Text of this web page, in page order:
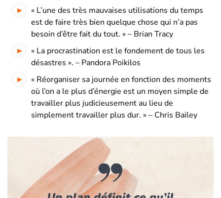
« L’une des très mauvaises utilisations du temps
est de faire très bien quelque chose qui n’a pas
besoin d’être fait du tout. » – Brian Tracy
« La procrastination est le fondement de tous les
désastres ». – Pandora Poikilos
« Réorganiser sa journée en fonction des moments
où l’on a le plus d’énergie est un moyen simple de
travailler plus judicieusement au lieu de
simplement travailler plus dur. » – Chris Bailey